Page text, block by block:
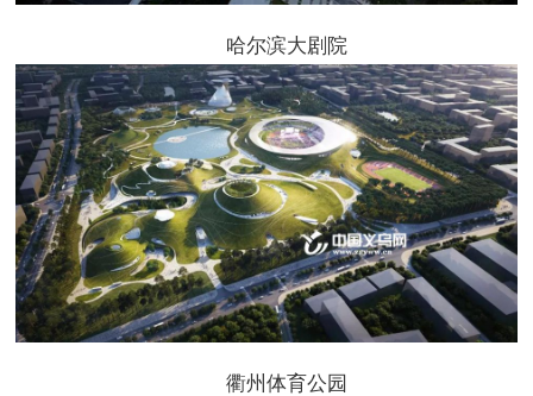
哈尔滨大剧院
衢州体育公园